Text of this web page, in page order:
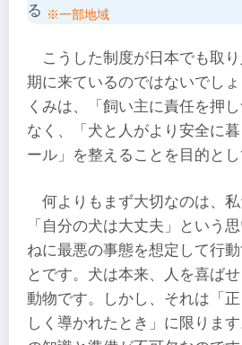
る ※一部地域
こうした制度が日本でも取
期に来ているのではないでし
くみは、「飼い主に責任を押
なく、「犬と人がより安全に
ール」を整えることを目的とし
何よりもまず大切なのは、
「自分の犬は大丈夫」という
ねに最悪の事態を想定して行
とです。犬は本来、人を喜ば
動物です。しかし、それは「
しく導かれたとき」に限りま